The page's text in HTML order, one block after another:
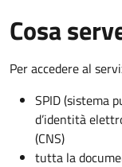
Cosa
Per accedere al
SPID (sistema
d’identità
(CNS)
tutta la